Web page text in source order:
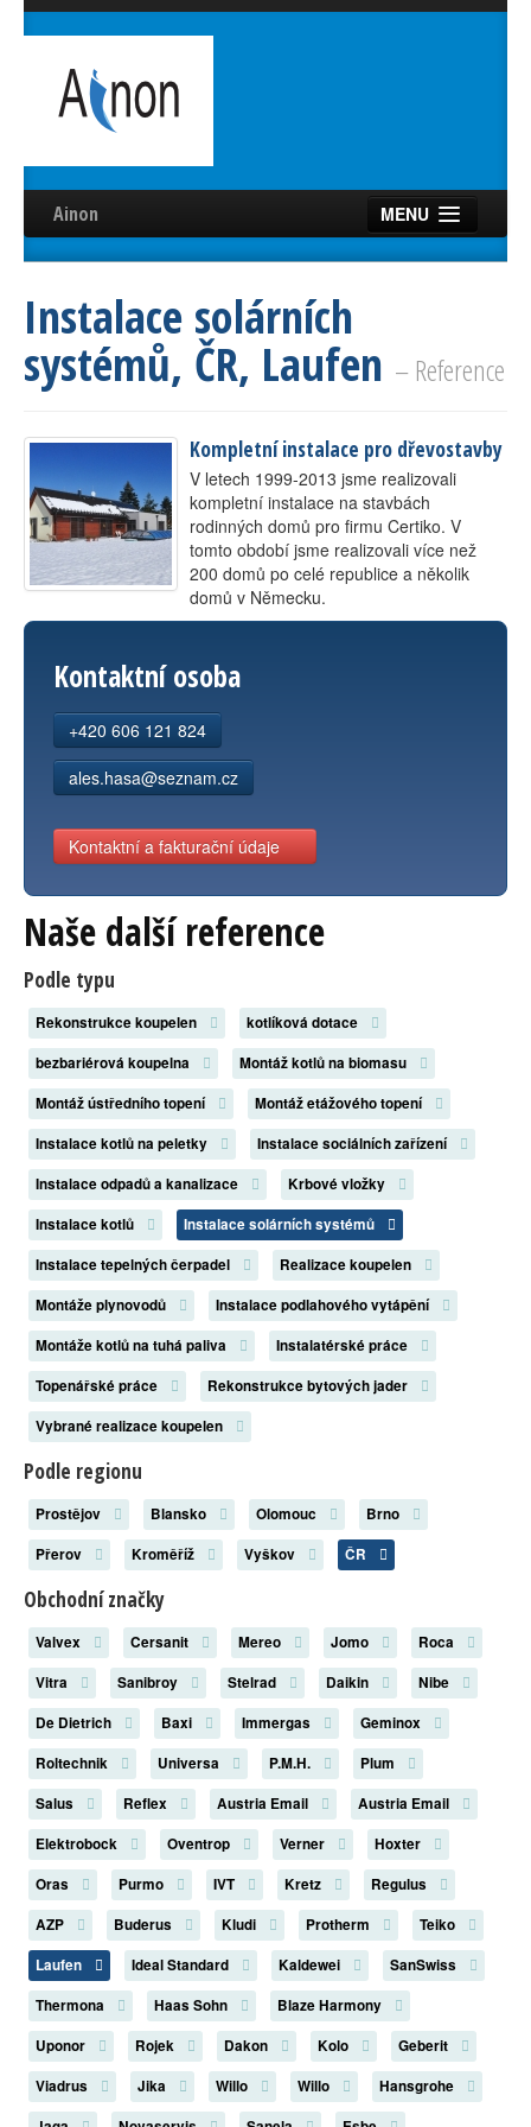
Ainon MENU
Úvod
Služby
Reference
Certifikáty
Partneři
Instalace solárních
systémů, ČR, Laufen – Reference
Kompletní instalace pro dřevostavby
V letech 1999-2013 jsme realizovali
kompletní instalace na stavbách
rodinných domů pro firmu Certiko. V
tomto období jsme realizovali více než
200 domů po celé republice a několik
domů v Německu.
Kontaktní osoba
+420 606 121 824
ales.hasa@seznam.cz
Kontaktní a fakturační údaje
Naše další reference
Podle typu
Rekonstrukce koupelen
kotlíková dotace
bezbariérová koupelna
Montáž kotlů na biomasu
Montáž ústředního topení
Montáž etážového topení
Instalace kotlů na peletky
Instalace sociálních zařízení
Instalace odpadů a kanalizace
Krbové vložky
Instalace kotlů
Instalace solárních systémů
Instalace tepelných čerpadel
Realizace koupelen
Montáže plynovodů
Instalace podlahového vytápění
Montáže kotlů na tuhá paliva
Instalatérské práce
Topenářské práce
Rekonstrukce bytových jader
Vybrané realizace koupelen
Podle regionu
Prostějov Blansko Olomouc
Brno
Přerov
Kroměříž Vyškov ČR
Obchodní značky
Valvex Cersanit Mereo Jomo
Roca
Vitra
Sanibroy Stelrad Daikin
Nibe
De Dietrich
Baxi Immergas
Geminox
Roltechnik
Universa P.M.H.
Plum
Salus
Reflex Austria Email
Austria Email
Elektrobock
Oventrop Verner
Hoxter
Oras
Purmo IVT Kretz
Regulus
AZP
Buderus Kludi Protherm
Teiko
Laufen
Ideal Standard Kaldewei
SanSwiss
Thermona
Haas Sohn
Blaze Harmony
Uponor
Rojek Dakon Kolo
Geberit
Viadrus
Jika Willo Willo
Hansgrohe